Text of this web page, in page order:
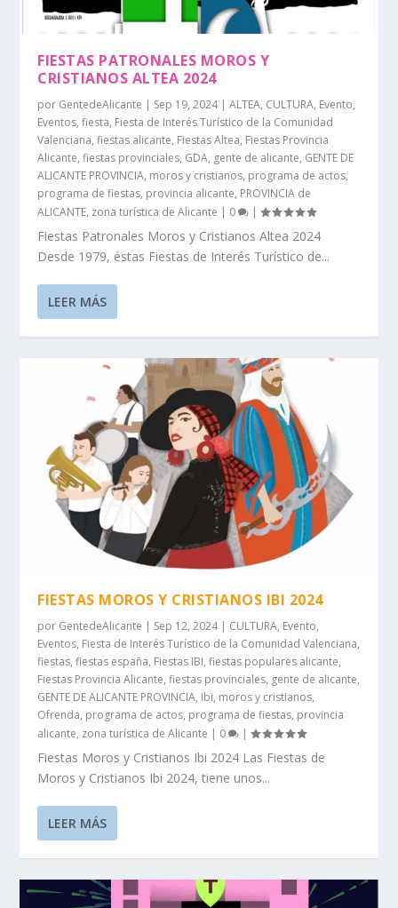
FIESTAS PATRONALES MOROS Y
CRISTIANOS ALTEA 2024
por GentedeAlicante | Sep 19, 2024|ALTEA, CULTURA, Evento,
Eventos,fiesta, Fiesta de Interés Turístico de la Comunidad
Valenciana,fiestas alicante, Fiestas Altea, Fiestas Provincia
Alicante,fiestas provinciales, GDA, gente de alicante, GENTE DE
ALICANTE PROVINCIA, moros y cristianos, programa de actos,
programa de fiestas, provincia alicante, PROVINCIA de
ALICANTE, zona turística de Alicante | 0 |
Fiestas Patronales Moros y Cristianos Altea 2024
Desde 1979, éstas Fiestas de Interés Turístico de...
LEER MÁS
FIESTAS MOROS Y CRISTIANOS IBI 2024
por GentedeAlicante | Sep 12, 2024| CULTURA, Evento,
Eventos, Fiesta de Interés Turístico de la Comunidad Valenciana,
fiestas,fiestas españa, Fiestas IBI,fiestas populares alicante,
Fiestas Provincia Alicante,fiestas provinciales, gente de alicante,
GENTE DE ALICANTE PROVINCIA, Ibi, moros y cristianos,
Ofrenda, programa de actos, programa de fiestas, provincia
alicante, zona turística de Alicante | 0 |
Fiestas Moros y Cristianos Ibi 2024 Las Fiestas de
Moros y Cristianos Ibi 2024, tiene unos...
LEER MÁS